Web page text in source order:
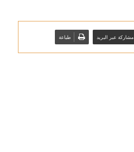
مشاركة عبر البريد طباعة